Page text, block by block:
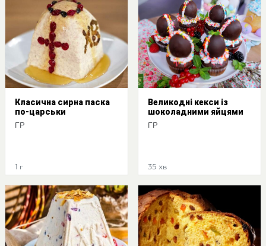
Класична сирна паска
по-царськи
ГР
1 г
Великодні кекси із
шоколадними яйцями
ГР
35 хв